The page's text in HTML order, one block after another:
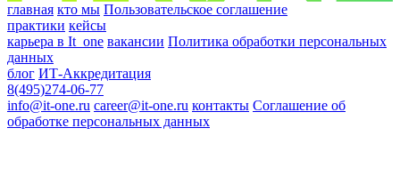
главная кто мы Пользовательское соглашение
практики кейсы
карьера в It_one вакансии Политика обработки персональных
данных
блог ИТ-Аккредитация
8(495)274-06-77
info@it-one.ru career@it-one.ru контакты Соглашение об
обработке персональных данных